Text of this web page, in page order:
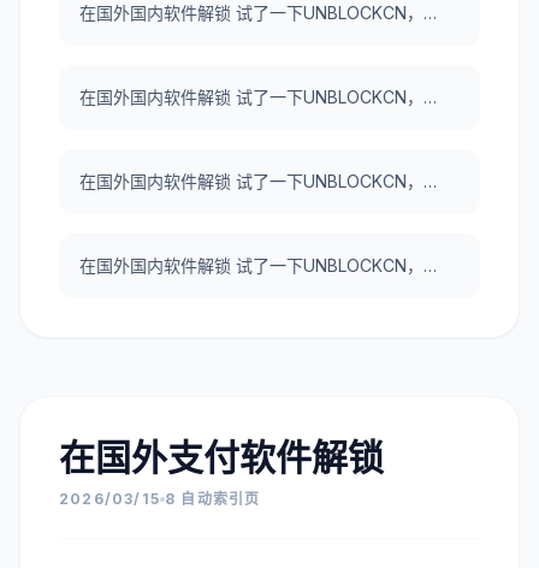
在国外国内软件解锁 试了一下UNBLOCKCN，真好用。
在国外国内软件解锁 试了一下UNBLOCKCN，真好用。
在国外国内软件解锁 试了一下UNBLOCKCN，真好用。
在国外国内软件解锁 试了一下UNBLOCKCN，真好用。
在国外支付软件解锁
2026/03/15 8 自动索引页